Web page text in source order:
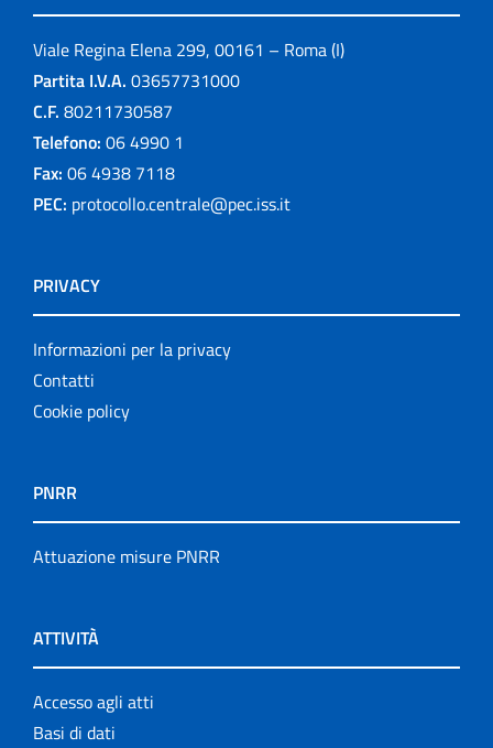
Viale Regina Elena 299, 00161 – Roma (I)
Partita I.V.A. 03657731000
C.F. 80211730587
Telefono: 06 4990 1
Fax: 06 4938 7118
PEC: protocollo.centrale@pec.iss.it
PRIVACY
Informazioni per la privacy
Contatti
Cookie policy
PNRR
Attuazione misure PNRR
ATTIVITÀ
Accesso agli atti
Basi di dati